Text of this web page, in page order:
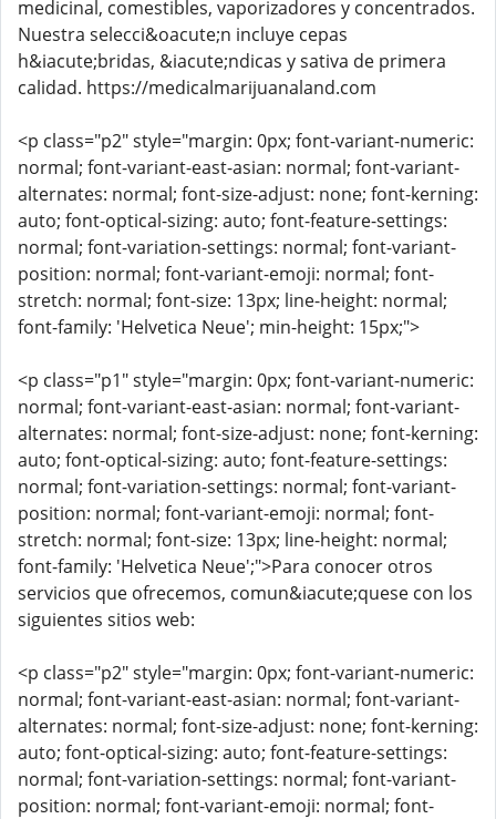
medicinal, comestibles, vaporizadores y concentrados.
Nuestra selecci&oacute;n incluye cepas
h&iacute;bridas, &iacute;ndicas y sativa de primera
calidad. https://medicalmarijuanaland.com
<p class="p2" style="margin: 0px; font-variant-numeric:
normal; font-variant-east-asian: normal; font-variant-
alternates: normal; font-size-adjust: none; font-kerning:
auto; font-optical-sizing: auto; font-feature-settings:
normal; font-variation-settings: normal; font-variant-
position: normal; font-variant-emoji: normal; font-
stretch: normal; font-size: 13px; line-height: normal;
font-family: 'Helvetica Neue'; min-height: 15px;">
<p class="p1" style="margin: 0px; font-variant-numeric:
normal; font-variant-east-asian: normal; font-variant-
alternates: normal; font-size-adjust: none; font-kerning:
auto; font-optical-sizing: auto; font-feature-settings:
normal; font-variation-settings: normal; font-variant-
position: normal; font-variant-emoji: normal; font-
stretch: normal; font-size: 13px; line-height: normal;
font-family: 'Helvetica Neue';">Para conocer otros
servicios que ofrecemos, comun&iacute;quese con los
siguientes sitios web:
<p class="p2" style="margin: 0px; font-variant-numeric:
normal; font-variant-east-asian: normal; font-variant-
alternates: normal; font-size-adjust: none; font-kerning:
auto; font-optical-sizing: auto; font-feature-settings:
normal; font-variation-settings: normal; font-variant-
position: normal; font-variant-emoji: normal; font-